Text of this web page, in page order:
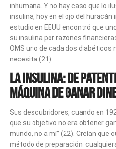
inhumana. Y no hay caso que lo
insulina, hoy en el ojo del
estudio en EEUU encontró que
su insulina por razones
OMS uno de cada dos diabéticos
necesita (21).
La insulina: de
máquina de ganar
Sus descubridores, cuando en
que su objetivo no era obtener
mundo, no a mí” (22). Creían que
método de preparación,